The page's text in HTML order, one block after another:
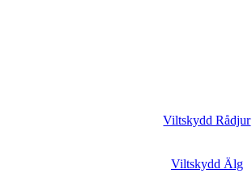
Viltskydd Rådjur
Viltskydd Älg